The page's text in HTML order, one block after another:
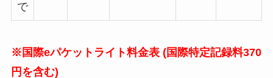
で
※国際eパケットライト料金表 (国際特定記録料370
円を含む)